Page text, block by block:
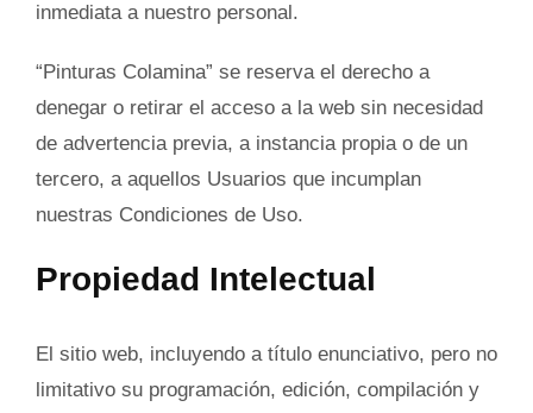
inmediata a nuestro personal.
“Pinturas Colamina” se reserva el derecho a
denegar o retirar el acceso a la web sin necesidad
de advertencia previa, a instancia propia o de un
tercero, a aquellos Usuarios que incumplan
nuestras Condiciones de Uso.
Propiedad Intelectual
El sitio web, incluyendo a título enunciativo, pero no
limitativo su programación, edición, compilación y